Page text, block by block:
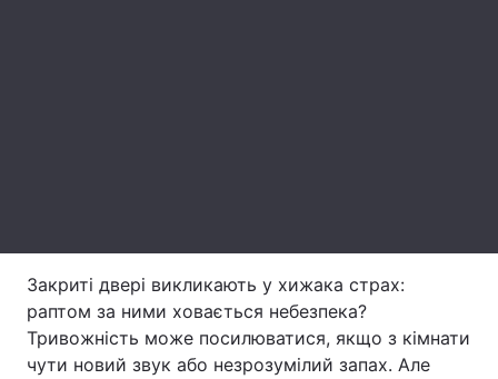
Закриті двері викликають у хижака страх:
раптом за ними ховається небезпека?
Тривожність може посилюватися, якщо з кімнати
чути новий звук або незрозумілий запах. Але